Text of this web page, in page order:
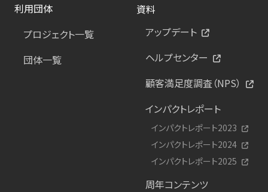
利用団体
プロジェクト一覧
団体一覧
資料
アップデート
ヘルプセンター
顧客満足度調査（NPS）
インパクトレポート
インパクトレポート2023
インパクトレポート2024
インパクトレポート2025
周年コンテンツ